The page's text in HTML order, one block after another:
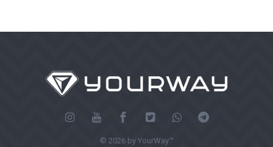
© 2026 by YourWay™